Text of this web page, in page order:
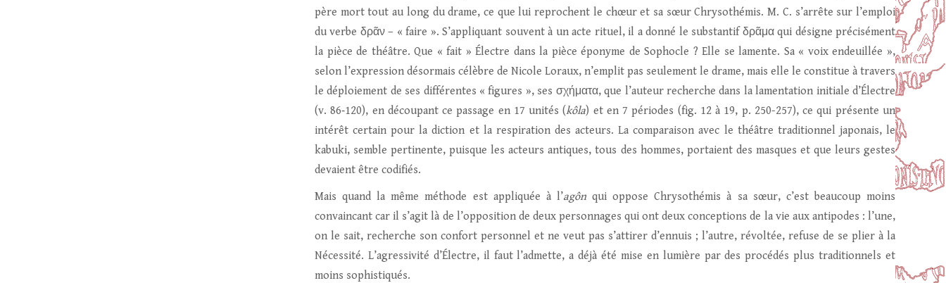
père mort tout au long du drame, ce que lui reprochent le chœur et sa sœur Chrysothémis. M. C. s’arrête sur l’emploi
du verbe δρᾶν – « faire ». S’appliquant souvent à un acte rituel, il a donné le substantif δρᾶμα qui désigne précisément
la pièce de théâtre. Que « fait » Électre dans la pièce éponyme de Sophocle ? Elle se lamente. Sa « voix endeuillée »,
selon l’expression désormais célèbre de Nicole Loraux, n’emplit pas seulement le drame, mais elle le constitue à travers
le déploiement de ses différentes « figures », ses σχήματα, que l’auteur recherche dans la lamentation initiale d’Électre
(v. 86‑120), en découpant ce passage en 17 unités (kôla) et en 7 périodes (fig. 12 à 19, p. 250-257), ce qui présente un
intérêt certain pour la diction et la respiration des acteurs. La comparaison avec le théâtre traditionnel japonais, le
kabuki, semble pertinente, puisque les acteurs antiques, tous des hommes, portaient des masques et que leurs gestes
devaient être codifiés.
Mais quand la même méthode est appliquée à l’agônqui oppose Chrysothémis à sa sœur, c’est beaucoup moins
convaincant car il s’agit là de l’opposition de deux personnages qui ont deux conceptions de la vie aux antipodes : l’une,
on le sait, recherche son confort personnel et ne veut pas s’attirer d’ennuis ; l’autre, révoltée, refuse de se plier à la
Nécessité. L’agressivité d’Électre, il faut l’admette, a déjà été mise en lumière par des procédés plus traditionnels et
moins sophistiqués.